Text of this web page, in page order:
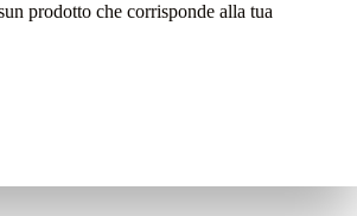
prodotto che corrisponde alla tua